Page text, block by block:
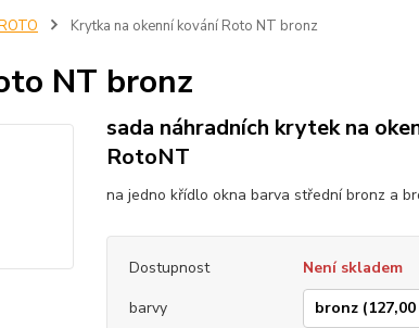
Krytka na okenní kování Roto NT bronz
NT bronz
sada náhradních krytek na
RotoNT
na jedno křídlo okna barva střední bronz a
Dostupnost
Není skladem
barvy